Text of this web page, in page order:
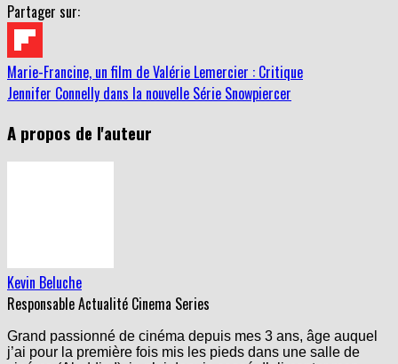
Partager sur:
Marie-Francine, un film de Valérie Lemercier : Critique
Jennifer Connelly dans la nouvelle Série Snowpiercer
A propos de l'auteur
Kevin Beluche
Responsable Actualité Cinema Series
Grand passionné de cinéma depuis mes 3 ans, âge auquel
j’ai pour la première fois mis les pieds dans une salle de